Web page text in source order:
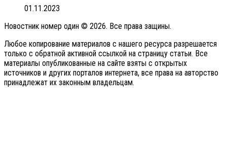
01.11.2023
Новостник номер один © 2026. Все права защины.
Любое копирование материалов с нашего ресурса разрешается
только с обратной активной ссылкой на страницу статьи. Все
материалы опубликованные на сайте взяты с открытых
источников и других порталов интернета, все права на авторство
принадлежат их законным владельцам.